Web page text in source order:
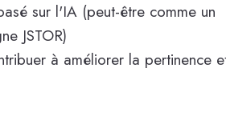
sur l'IA (peut-être comme un
JSTOR)
à améliorer la pertinence